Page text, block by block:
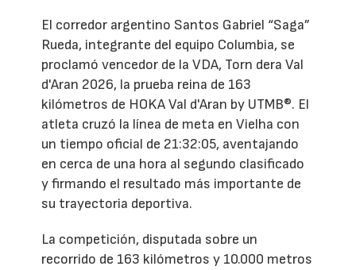
El corredor argentino Santos Gabriel “Saga”
Rueda, integrante del equipo Columbia, se
proclamó vencedor de la VDA, Torn dera Val
d'Aran 2026, la prueba reina de 163
kilómetros de HOKA Val d'Aran by UTMB®. El
atleta cruzó la línea de meta en Vielha con
un tiempo oficial de 21:32:05, aventajando
en cerca de una hora al segundo clasificado
y firmando el resultado más importante de
su trayectoria deportiva.
La competición, disputada sobre un
recorrido de 163 kilómetros y 10.000 metros